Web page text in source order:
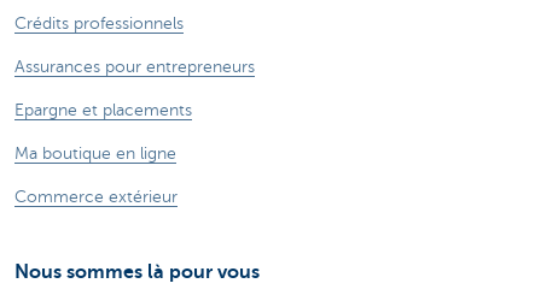
Crédits professionnels
Assurances pour entrepreneurs
Epargne et placements
Ma boutique en ligne
Commerce extérieur
Nous sommes là pour vous